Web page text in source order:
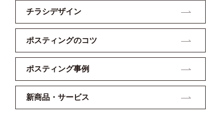
チラシデザイン
ポスティングのコツ
ポスティング事例
新商品・サービス